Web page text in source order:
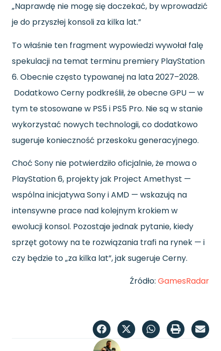
„Naprawdę nie mogę się doczekać, by wprowadzić
je do przyszłej konsoli za kilka lat.”
To właśnie ten fragment wypowiedzi wywołał falę
spekulacji na temat terminu premiery PlayStation
6. Obecnie często typowanej na lata 2027–2028.
Dodatkowo Cerny podkreślił, że obecne GPU — w
tym te stosowane w PS5 i PS5 Pro. Nie są w stanie
wykorzystać nowych technologii, co dodatkowo
sugeruje konieczność przeskoku generacyjnego.
Choć Sony nie potwierdziło oficjalnie, że mowa o
PlayStation 6, projekty jak Project Amethyst —
wspólna inicjatywa Sony i AMD — wskazują na
intensywne prace nad kolejnym krokiem w
ewolucji konsol. Pozostaje jednak pytanie, kiedy
sprzęt gotowy na te rozwiązania trafi na rynek — i
czy będzie to „za kilka lat”, jak sugeruje Cerny.
Źródło: GamesRadar